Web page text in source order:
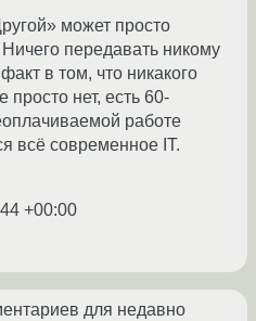
может просто
передавать никому
в том, что никакого
просто нет, есть 60-
работе
всё современное IT.
+00:00
для недавно